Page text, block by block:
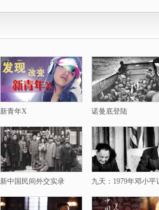
新青年X 诺曼底登陆
新中国民间外交实录 九天：1979年邓小平